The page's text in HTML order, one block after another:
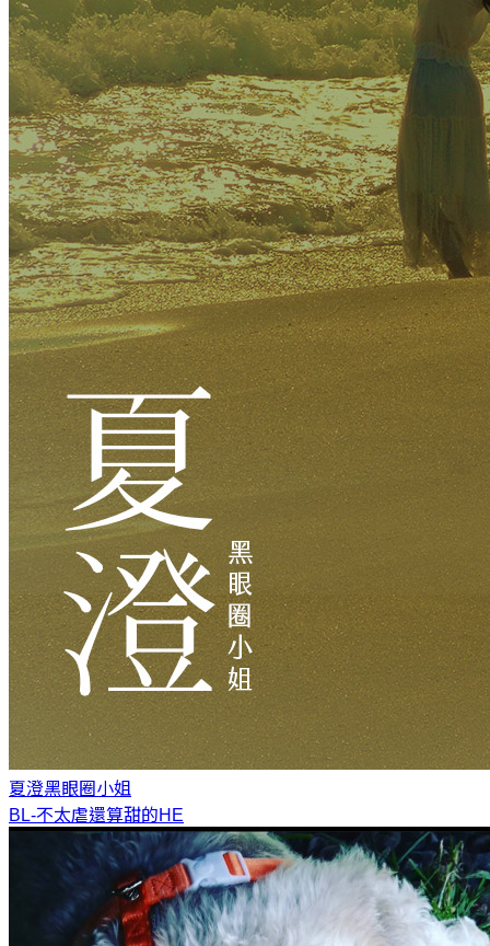
夏澄黑眼圈小姐
BL-不太虐還算甜的HE